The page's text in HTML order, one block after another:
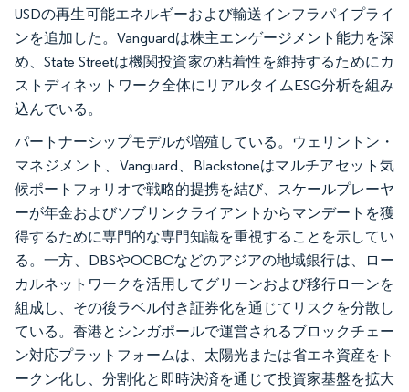
USDの再生可能エネルギーおよび輸送インフラパイプライ
ンを追加した。Vanguardは株主エンゲージメント能力を深
め、State Streetは機関投資家の粘着性を維持するためにカ
ストディネットワーク全体にリアルタイムESG分析を組み
込んでいる。
パートナーシップモデルが増殖している。ウェリントン・
マネジメント、Vanguard、Blackstoneはマルチアセット気
候ポートフォリオで戦略的提携を結び、スケールプレーヤ
ーが年金およびソブリンクライアントからマンデートを獲
得するために専門的な専門知識を重視することを示してい
る。一方、DBSやOCBCなどのアジアの地域銀行は、ロー
カルネットワークを活用してグリーンおよび移行ローンを
組成し、その後ラベル付き証券化を通じてリスクを分散し
ている。香港とシンガポールで運営されるブロックチェー
ン対応プラットフォームは、太陽光または省エネ資産をト
ークン化し、分割化と即時決済を通じて投資家基盤を拡大